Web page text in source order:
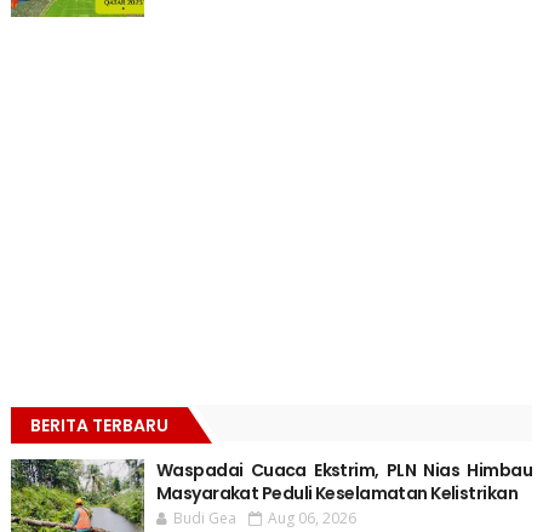
BERITA TERBARU
Waspadai Cuaca Ekstrim, PLN Nias Himbau
Masyarakat Peduli Keselamatan Kelistrikan
Budi Gea Aug 06, 2026